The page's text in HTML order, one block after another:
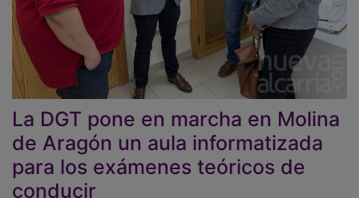
La DGT pone en marcha en Molina
de Aragón un aula informatizada
para los exámenes teóricos de
conducir